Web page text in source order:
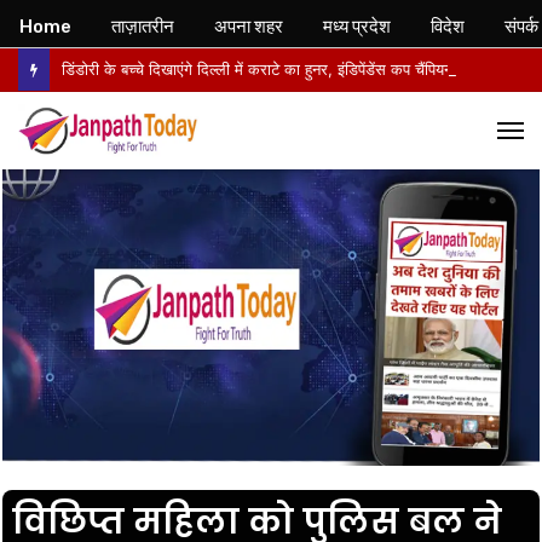
विछिप्त महिला को पुलिस बल ने
Home ताज़ातरीन अपना शहर मध्य प्रदेश विदेश संपर्क